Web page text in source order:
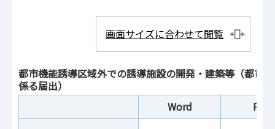
画面サイズに合わせて閲覧
都市機能誘導区域外での誘導施設の開発・建築等（都市
係る届出）
Word
PDF